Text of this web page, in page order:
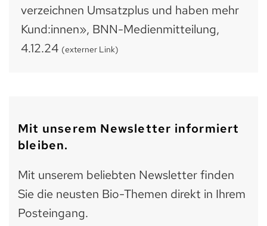
verzeichnen Umsatzplus und haben mehr
Kund:innen», BNN-Medienmitteilung,
4.12.24 (externer Link)
Mit unserem Newsletter informiert
bleiben.
Mit unserem beliebten Newsletter finden
Sie die neusten Bio-Themen direkt in Ihrem
Posteingang.